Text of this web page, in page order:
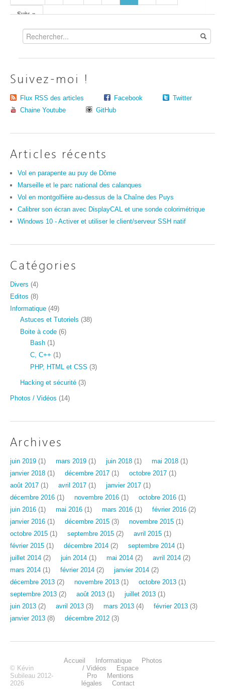
Suiv. »
Suivez-moi !
Flux RSS des articles Facebook
Twitter
Chaine Youtube
GitHub
Articles récents
Vol en parapente au puy de Dôme
Marseille et le parc national des calanques
Vol en montgolfière au-dessus de la Chaîne des Puys
Calibrer son écran avec DisplayCAL et une sonde colorimétrique
Windows 10 - Activer et utiliser le client/serveur SSH natif
Catégories
Divers (4)
Editos (8)
Informatique (49)
Astuces et Tutoriels (38)
Boite à code (6)
Bash (1)
C, C++ (1)
PHP, HTML et CSS (3)
Hacking et sécurité (3)
Photos / Vidéos (14)
Archives
juin 2019 (1) mars 2019 (1) juin 2018 (1) mai 2018 (1)
janvier 2018 (1) décembre 2017 (1) octobre 2017 (1)
août 2017 (1) avril 2017 (1) janvier 2017 (1)
décembre 2016 (1) novembre 2016 (1) octobre 2016 (1)
juin 2016 (1) mai 2016 (1) mars 2016 (1) février 2016 (2)
janvier 2016 (1) décembre 2015 (3) novembre 2015 (1)
octobre 2015 (1) septembre 2015 (2) avril 2015 (1)
février 2015 (1) décembre 2014 (2) septembre 2014 (1)
juillet 2014 (2) juin 2014 (1) mai 2014 (2) avril 2014 (2)
mars 2014 (1) février 2014 (2) janvier 2014 (2)
décembre 2013 (2) novembre 2013 (1) octobre 2013 (1)
septembre 2013 (2) août 2013 (1) juillet 2013 (1)
juin 2013 (2) avril 2013 (3) mars 2013 (4) février 2013 (3)
janvier 2013 (8) décembre 2012 (3)
© Kévin
Subileau 2012-
2026
Accueil Informatique
Photos
/ Vidéos
Espace
Pro
Mentions
légales
Contact